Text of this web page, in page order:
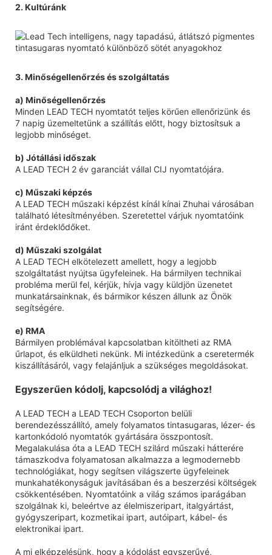
2. Kultúránk
3. Minőségellenőrzés és szolgáltatás
a) Minőségellenőrzés
Minden LEAD TECH nyomtatót teljes körűen ellenőrizünk és
7 napig üzemeltetünk a szállítás előtt, hogy biztosítsuk a
legjobb minőséget.
b) Jótállási időszak
A LEAD TECH 2 év garanciát vállal CIJ nyomtatójára.
c) Műszaki képzés
A LEAD TECH műszaki képzést kínál kínai Zhuhai városában
található létesítményében. Szeretettel várjuk nyomtatóink
iránt érdeklődőket.
d) Műszaki szolgálat
A LEAD TECH elkötelezett amellett, hogy a legjobb
szolgáltatást nyújtsa ügyfeleinek. Ha bármilyen technikai
probléma merül fel, kérjük, hívja vagy küldjön üzenetet
munkatársainknak, és bármikor készen állunk az Önök
segítségére.
e) RMA
Bármilyen problémával kapcsolatban kitöltheti az RMA
űrlapot, és elküldheti nekünk. Mi intézkedünk a cseretermék
kiszállításáról, vagy felajánljuk a szükséges megoldásokat.
Egyszerűen kódolj, kapcsolódj a világhoz!
A LEAD TECH a LEAD TECH Csoporton belüli
berendezésszállító, amely folyamatos tintasugaras, lézer- és
kartonkódoló nyomtatók gyártására összpontosít.
Megalakulása óta a LEAD TECH szilárd műszaki hátterére
támaszkodva folyamatosan alkalmazza a legmodernebb
technológiákat, hogy segítsen világszerte ügyfeleinek
munkahatékonyságuk javításában és a beszerzési költségek
csökkentésében. Nyomtatóink a világ számos iparágában
szolgálnak ki, beleértve az élelmiszeripart, italgyártást,
gyógyszeripart, kozmetikai ipart, autóipart, kábel- és
elektronikai ipart.
A mi elképzelésünk, hogy a kódolást egyszerűvé,